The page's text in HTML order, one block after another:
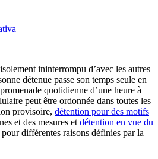
ininterrompu d’avec les autres
détenue passe son temps seule en
quotidienne d’une heure à
peut être ordonnée dans toutes les
provisoire, détention pour des motifs
et des mesures et détention en vue du
pour différentes raisons définies par la